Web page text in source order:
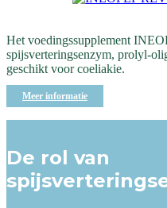
Het voedingssupplement
spijsverteringsenzym, prolyl-
geschikt voor coeliakie.
Meer informatie
De rol van